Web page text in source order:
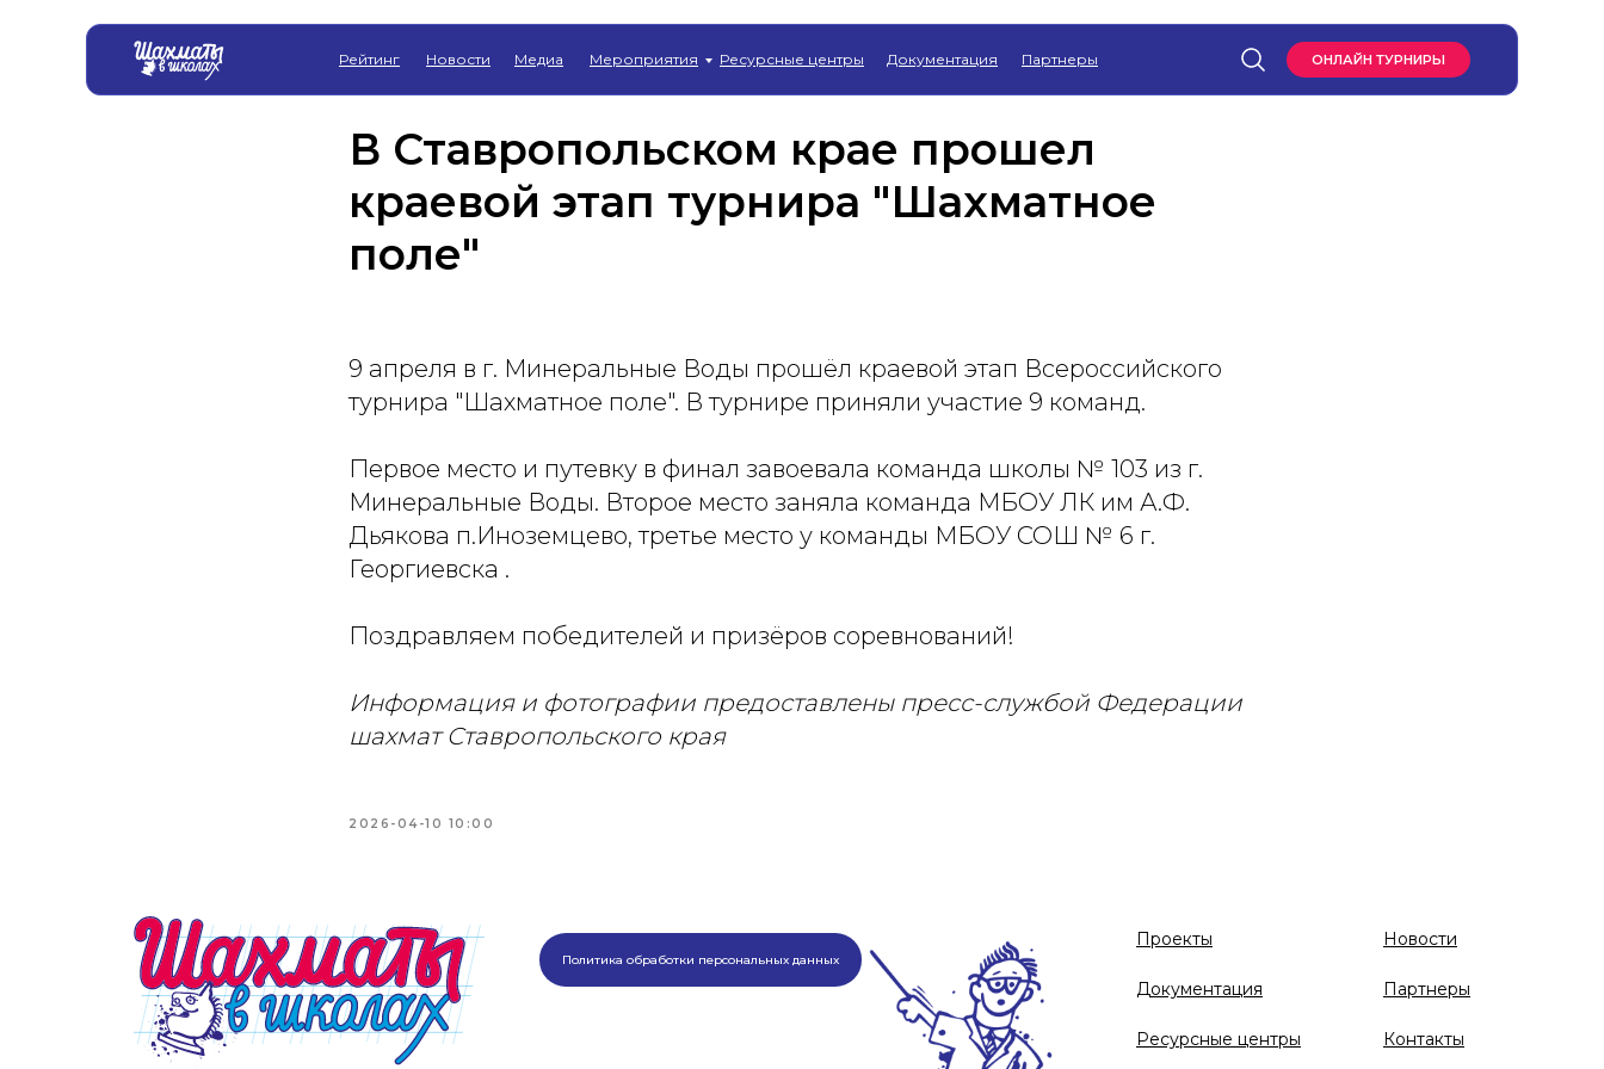
ОНЛАЙН ТУРНИРЫ
Рейтинг Документация
Ресурсные центры
Новости Мероприятия Партнеры
Медиа
В Ставропольском крае прошел
краевой этап турнира "Шахматное
поле"
9 апреля в г. Минеральные Воды прошёл краевой этап Всероссийского
турнира "Шахматное поле". В турнире приняли участие 9 команд.
Первое место и путевку в финал завоевала команда школы № 103 из г.
Минеральные Воды. Второе место заняла команда МБОУ ЛК им А.Ф.
Дьякова п.Иноземцево, третье место у команды МБОУ СОШ № 6 г.
Георгиевска .
Поздравляем победителей и призёров соревнований!
Информация и фотографии предоставлены пресс-службой Федерации
шахмат Ставропольского края
2026-04-10 10:00
Проекты
Документация
Ресурсные центры
Новости
Партнеры
Контакты
Политика обработки персональных данных